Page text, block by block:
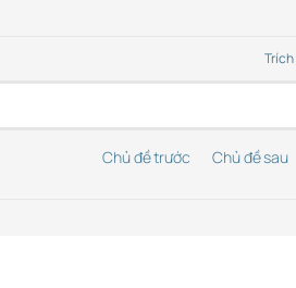
Chủ đề trước Chủ đề sau